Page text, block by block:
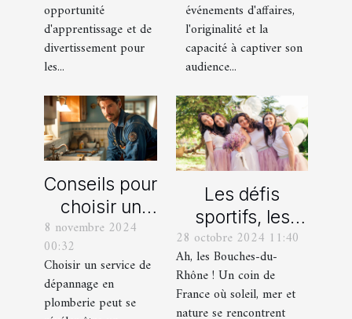
enfant
opportunité
d'apprentissage et de
divertissement pour
les...
événements
professionnels
événements d'affaires,
l'originalité et la
capacité à captiver son
audience...
Conseils pour
choisir un
bon service
dépannage
en plomberie
8 novembre 2024
00:32
Choisir un service de
dépannage en
plomberie peut se
Les défis
sportifs, les
incontournables
de toute
organisation
d’EVG et EVJF
28 octobre 2024 11:40
Ah, les Bouches-du-
Rhône ! Un coin de
France où soleil, mer et
nature se rencontrent